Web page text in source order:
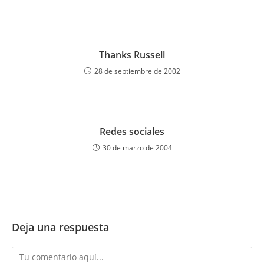
Thanks Russell
28 de septiembre de 2002
Redes sociales
30 de marzo de 2004
Deja una respuesta
Comentario